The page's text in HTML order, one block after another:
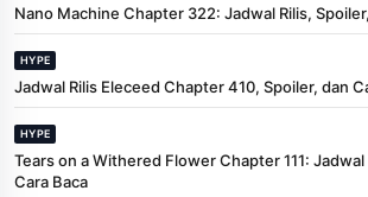
Nano Machine Chapter 322: Jadwal Rilis,
HYPE
Jadwal Rilis Eleceed Chapter 410, Spoiler, dan
HYPE
Tears on a Withered Flower Chapter 111: Jadwal
Cara Baca